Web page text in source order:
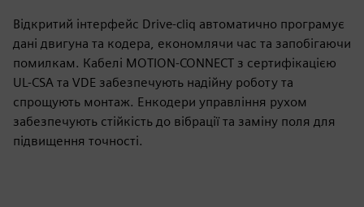
Відкритий інтерфейс Drive-cliq автоматично програмує
дані двигуна та кодера, економлячи час та запобігаючи
помилкам. Кабелі MOTION-CONNECT з сертифікацією
UL-CSA та VDE забезпечують надійну роботу та
спрощують монтаж. Енкодери управління рухом
забезпечують стійкість до вібрації та заміну поля для
підвищення точності.